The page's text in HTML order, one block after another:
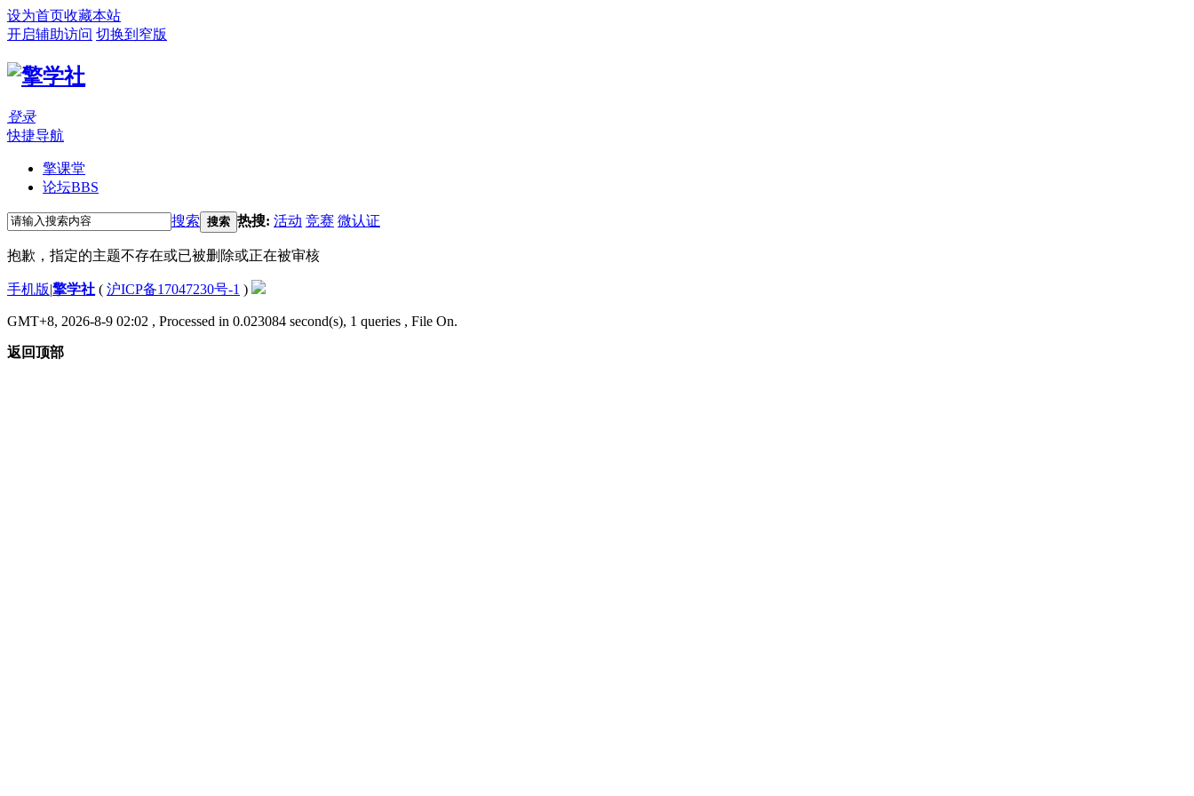
设为首页收藏本站
开启辅助访问 切换到窄版
登录
快捷导航
擎课堂
论坛BBS
搜索 搜索 热搜: 活动 竞赛 微认证
抱歉，指定的主题不存在或已被删除或正在被审核
手机版|擎学社 ( 沪ICP备17047230号-1 )
GMT+8, 2026-8-9 02:02 , Processed in 0.023084 second(s), 1 queries , File On.
返回顶部